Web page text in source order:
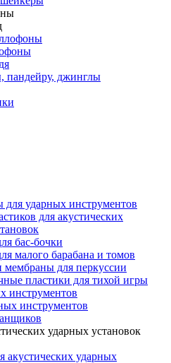
пандейру, джинглы
для ударных инструментов
для акустических
бас-бочки
малого барабана и томов
мембраны для перкуссии
пластики для тихой игры
инструментов
инструментов
ударных установок
акустических ударных